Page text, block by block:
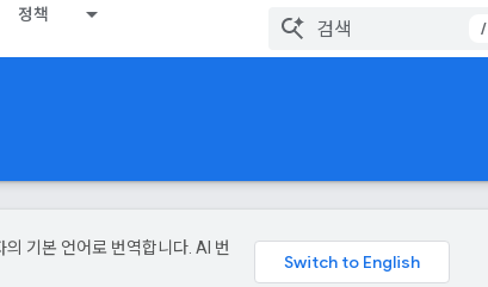
정책
/
기본 언어로 번역합니다. AI 번